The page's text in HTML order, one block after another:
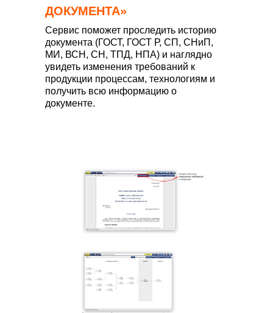
ДОКУМЕНТА»
Сервис поможет проследить историю
документа (ГОСТ, ГОСТ Р, СП, СНиП,
МИ, ВСН, СН, ТПД, НПА) и наглядно
увидеть изменения требований к
продукции процессам, технологиям и
получить всю информацию о
документе.